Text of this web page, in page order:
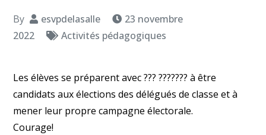
By esvpdelasalle
23 novembre
2022
Activités pédagogiques
Les élèves se préparent avec ??? ??????? à être
candidats aux élections des délégués de classe et à
mener leur propre campagne électorale.
Courage!